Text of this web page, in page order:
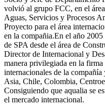
volvió al grupo FCC, en el
Aguas, Servicios y Procesos
Proyecto para el área
en la compañia.En el año
de SPA desde el área de
Director de Internacional y
manera privilegiada en la
internacionales de la compañía
Asia, Chile, Colombia,
Consiguiendo que aqualia se
el mercado internacional.